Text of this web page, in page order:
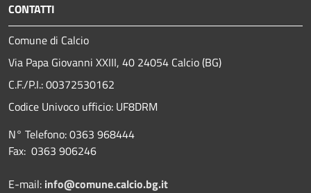
CONTATTI
Comune di Calcio
Via Papa Giovanni XXIII, 40 24054 Calcio (BG)
C.F./P.I.: 00372530162
Codice Univoco ufficio: UF8DRM
N° Telefono: 0363 968444
Fax: 0363 906246
E-mail: info@comune.calcio.bg.it